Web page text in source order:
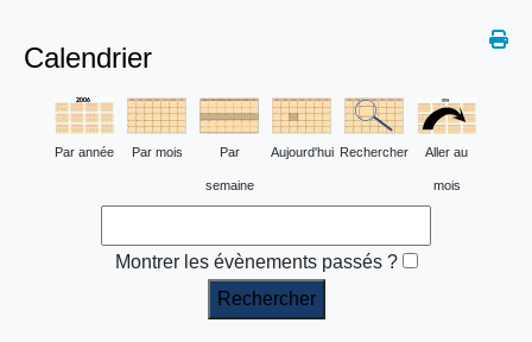
Calendrier
Par année Par mois Par
semaine
Aujourd'hui Rechercher Aller au
mois
Montrer les évènements passés ?